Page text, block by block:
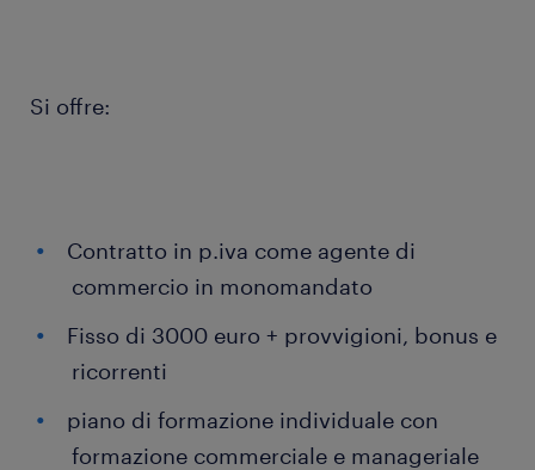
Si offre:
Contratto in p.iva come agente di
commercio in monomandato
Fisso di 3000 euro + provvigioni, bonus e
ricorrenti
piano di formazione individuale con
formazione commerciale e manageriale